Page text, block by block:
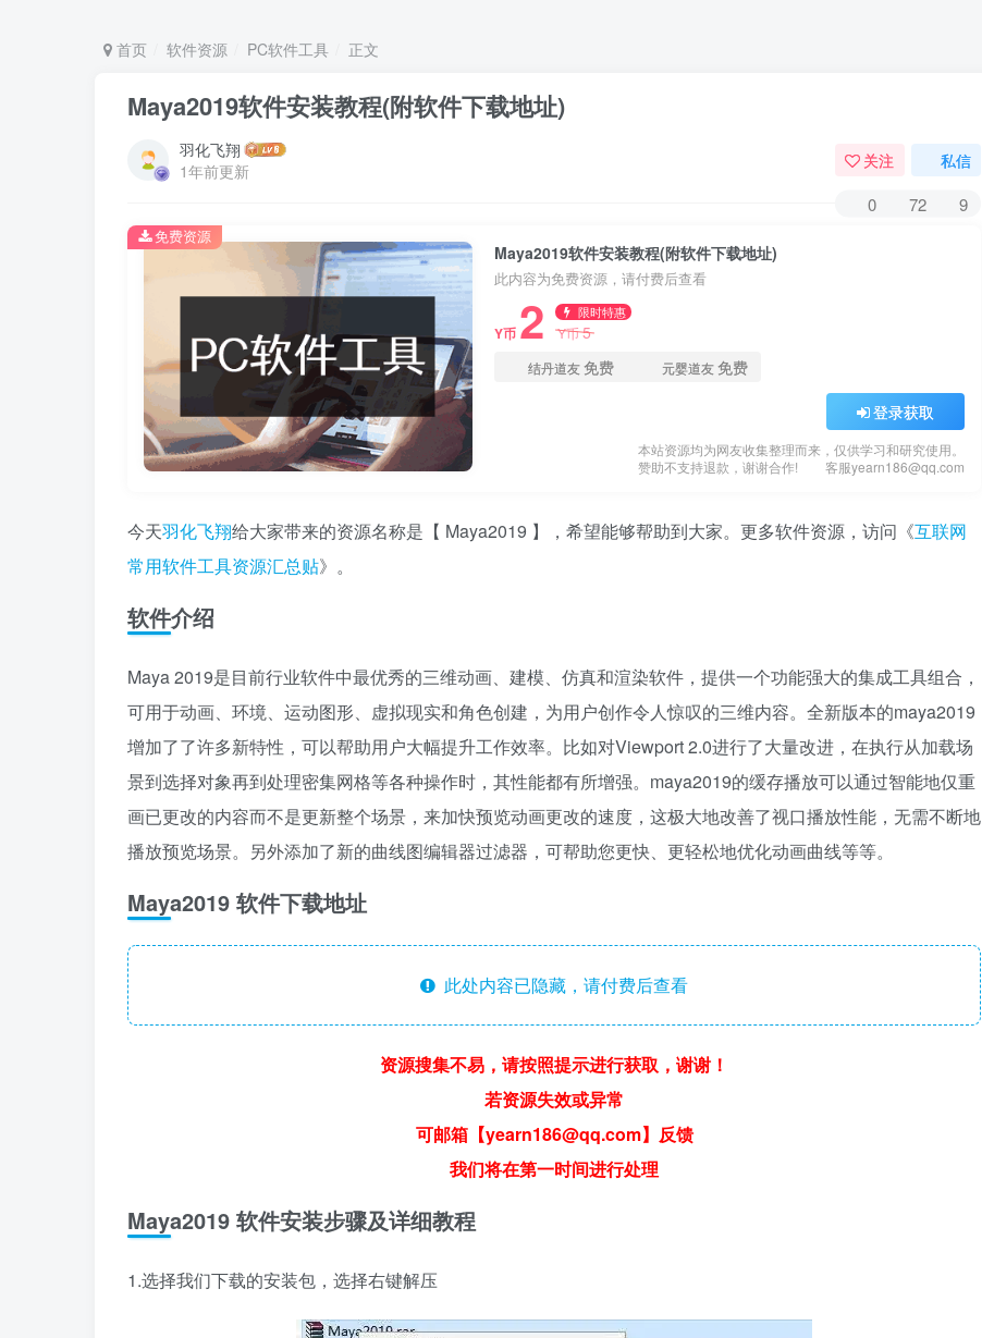
首页 软件资源 PC软件工具 正文
Maya2019软件安装教程(附软件下载地址)
羽化飞翔
1年前更新
关注 私信
0 72 9
Maya2019软件安装教程(附软件下载地址)
此内容为免费资源，请付费后查看
Y币 2 限时特惠
Y币5
结丹道友免费 元婴道友免费
登录获取
本站资源均为网友收集整理而来，仅供学习和研究使用。
赞助不支持退款，谢谢合作!
客服yearn186@qq.com
免费资源
今天羽化飞翔给大家带来的资源名称是【 Maya2019 】，希望能够帮助到大家。更多软件资源，访问《互联网
常用软件工具资源汇总贴》。
软件介绍
Maya 2019是目前行业软件中最优秀的三维动画、建模、仿真和渲染软件，提供一个功能强大的集成工具组合，
可用于动画、环境、运动图形、虚拟现实和角色创建，为用户创作令人惊叹的三维内容。全新版本的maya2019
增加了了许多新特性，可以帮助用户大幅提升工作效率。比如对Viewport 2.0进行了大量改进，在执行从加载场
景到选择对象再到处理密集网格等各种操作时，其性能都有所增强。maya2019的缓存播放可以通过智能地仅重
画已更改的内容而不是更新整个场景，来加快预览动画更改的速度，这极大地改善了视口播放性能，无需不断地
播放预览场景。另外添加了新的曲线图编辑器过滤器，可帮助您更快、更轻松地优化动画曲线等等。
Maya2019 软件下载地址
此处内容已隐藏，请付费后查看
资源搜集不易，请按照提示进行获取，谢谢！
若资源失效或异常
可邮箱【yearn186@qq.com】反馈
我们将在第一时间进行处理
Maya2019 软件安装步骤及详细教程
1.选择我们下载的安装包，选择右键解压